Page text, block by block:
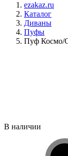
ezakaz.ru
Каталог
Диваны
Пуфы
Пуф Космо/
В наличии